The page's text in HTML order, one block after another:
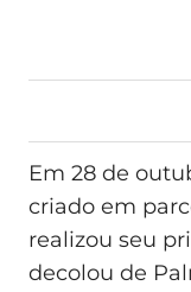
Em 28 de
criado em
realizou seu
decolou de